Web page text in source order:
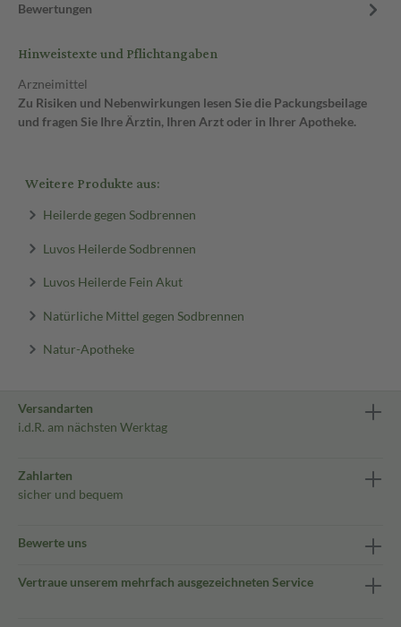
Bewertungen
Hinweistexte und Pflichtangaben
Arzneimittel
Zu Risiken und Nebenwirkungen lesen Sie die Packungsbeilage
und fragen Sie Ihre Ärztin, Ihren Arzt oder in Ihrer Apotheke.
Weitere Produkte aus:
Heilerde gegen Sodbrennen
Luvos Heilerde Sodbrennen
Luvos Heilerde Fein Akut
Natürliche Mittel gegen Sodbrennen
Natur-Apotheke
Versandarten
i.d.R. am nächsten Werktag
Zahlarten
sicher und bequem
Bewerte uns
Vertraue unserem mehrfach ausgezeichneten Service